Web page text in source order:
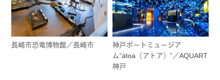
長崎市恐竜博物館／長崎市
神戸ポートミュージア
ム“átoa（アトア）”／AQUART
神戸